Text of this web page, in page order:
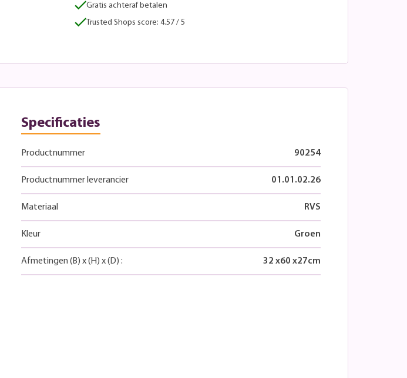
Gratis achteraf betalen
Trusted Shops score: 4.57 / 5
Specificaties
Productnummer 90254
Productnummer leverancier 01.01.02.26
Materiaal RVS
Kleur Groen
Afmetingen (B) x(H) x(D) : 32 x60 x27cm